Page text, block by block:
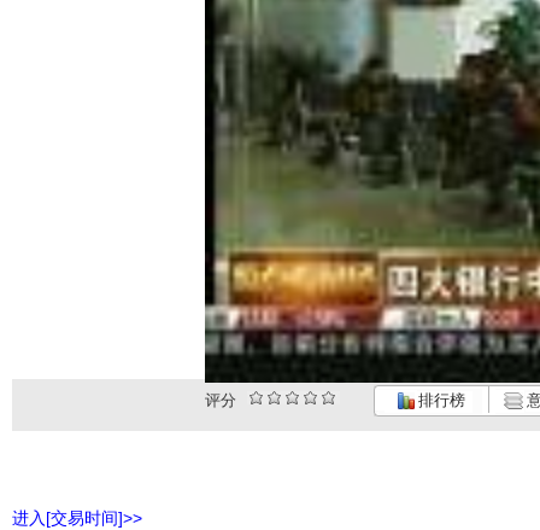
评分 排行榜
进入[交易时间]>>